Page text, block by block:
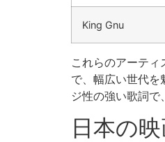
King Gnu
これらのアーテ
で、幅広い世代を
ジ性の強い歌詞で
日本の